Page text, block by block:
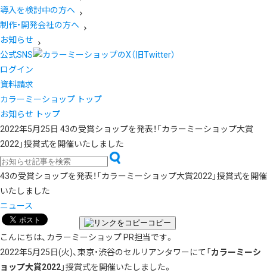
導入を検討中の方へ
制作・開発会社の方へ
お知らせ
公式SNS
ログイン
資料請求
カラーミーショップ トップ
お知らせ トップ
2022年5月25日 43の受賞ショップを発表！「カラーミーショップ大賞
2022」授賞式を開催いたしました
43の受賞ショップを発表！「カラーミーショップ大賞2022」授賞式を開催
いたしました
ニュース
コピー
こんにちは、カラーミーショップ PR担当です。
2022年5月25日(火)、東京・渋谷のセルリアンタワーにて「 カラーミーシ
ョップ大賞2022」授賞式を開催いたしました。